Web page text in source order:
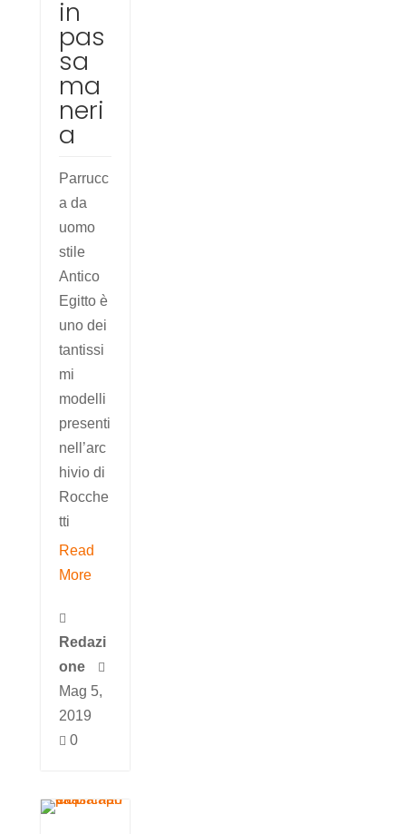
in
pas
sa
ma
neri
a
Parrucc
a da
uomo
stile
Antico
Egitto è
uno dei
tantissi
mi
modelli
presenti
nell’arc
hivio di
Rocche
tti
Read
More

Redazi
one

Mag 5,
2019
 0